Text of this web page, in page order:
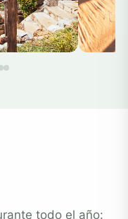
todo el año: